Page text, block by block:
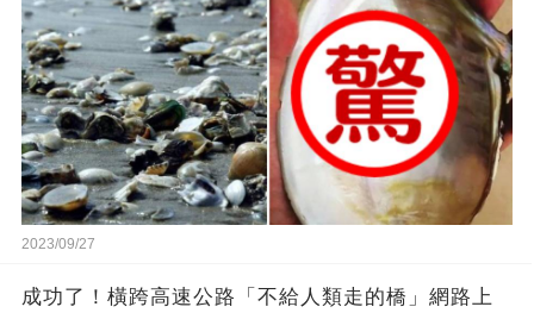
2023/09/27
成功了！橫跨高速公路「不給人類走的橋」網路上